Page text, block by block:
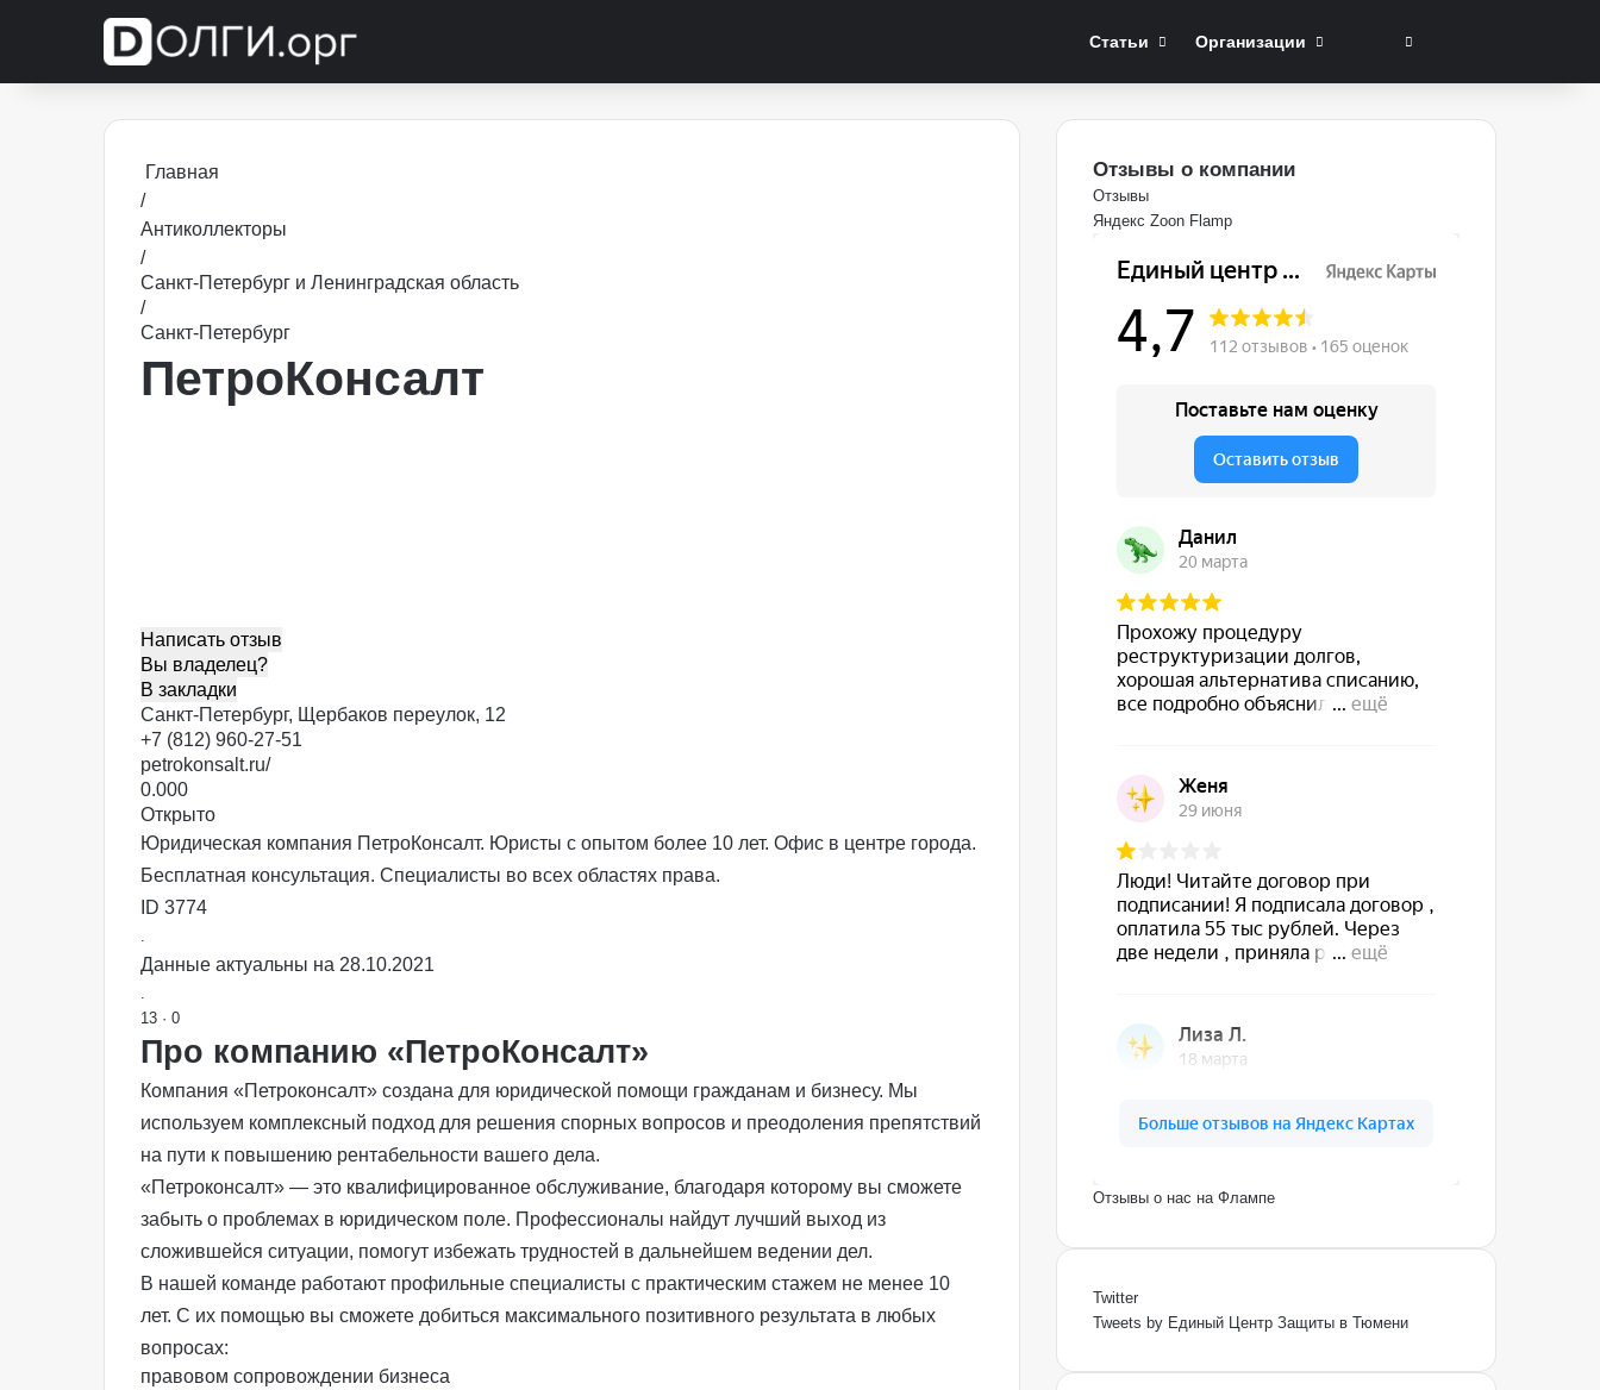
Статьи Организации
Главная
/
Антиколлекторы
/
Санкт-Петербург и Ленинградская область
/
Санкт-Петербург
ПетроКонсалт
Написать отзыв
Вы владелец?
В закладки
Санкт-Петербург, Щербаков переулок, 12
+7 (812) 960-27-51
petrokonsalt.ru/
0.000
Открыто
Юридическая компания ПетроКонсалт. Юристы с опытом более 10 лет. Офис в центре города.
Бесплатная консультация. Специалисты во всех областях права.
ID 3774
.
Данные актуальны на 28.10.2021
.
13 · 0
Про компанию «ПетроКонсалт»
Компания «Петроконсалт» создана для юридической помощи гражданам и бизнесу. Мы
используем комплексный подход для решения спорных вопросов и преодоления препятствий
на пути к повышению рентабельности вашего дела.
«Петроконсалт» — это квалифицированное обслуживание, благодаря которому вы сможете
забыть о проблемах в юридическом поле. Профессионалы найдут лучший выход из
сложившейся ситуации, помогут избежать трудностей в дальнейшем ведении дел.
В нашей команде работают профильные специалисты с практическим стажем не менее 10
лет. С их помощью вы сможете добиться максимального позитивного результата в любых
вопросах:
правовом сопровождении бизнеса
Отзывы о компании
Отзывы
Яндекс Zoon Flamp
Отзывы о нас на Флампе
Twitter
Tweets by Единый Центр Защиты в Тюмени